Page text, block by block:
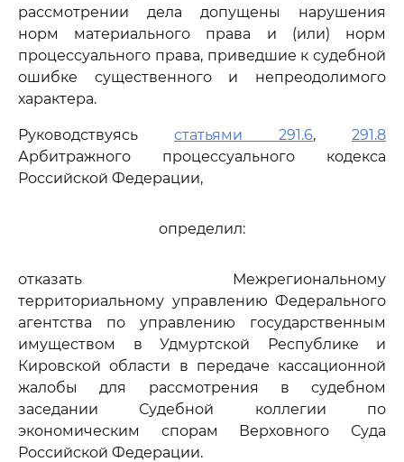
рассмотрении дела допущены нарушения
норм материального права и (или) норм
процессуального права, приведшие к судебной
ошибке существенного и непреодолимого
характера.
Руководствуясь статьями 291.6, 291.8
Арбитражного процессуального кодекса
Российской Федерации,
определил:
отказать Межрегиональному
территориальному управлению Федерального
агентства по управлению государственным
имуществом в Удмуртской Республике и
Кировской области в передаче кассационной
жалобы для рассмотрения в судебном
заседании Судебной коллегии по
экономическим спорам Верховного Суда
Российской Федерации.